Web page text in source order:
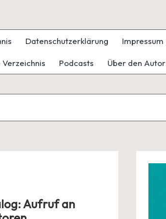
Datenschutzerklärung Impressum
Verzeichnis Podcasts Über den Autor
Aufruf an